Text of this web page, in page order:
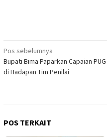
Navigasi
pos
Pos sebelumnya
Bupati Bima Paparkan Capaian PUG
di Hadapan Tim Penilai
POS TERKAIT